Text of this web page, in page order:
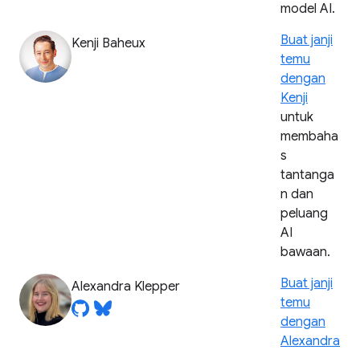
model AI.
Kenji Baheux
Buat janji
temu
dengan
Kenji
untuk
membaha
s
tantanga
n dan
peluang
AI
bawaan.
Alexandra Klepper
Buat janji
temu
dengan
Alexandra